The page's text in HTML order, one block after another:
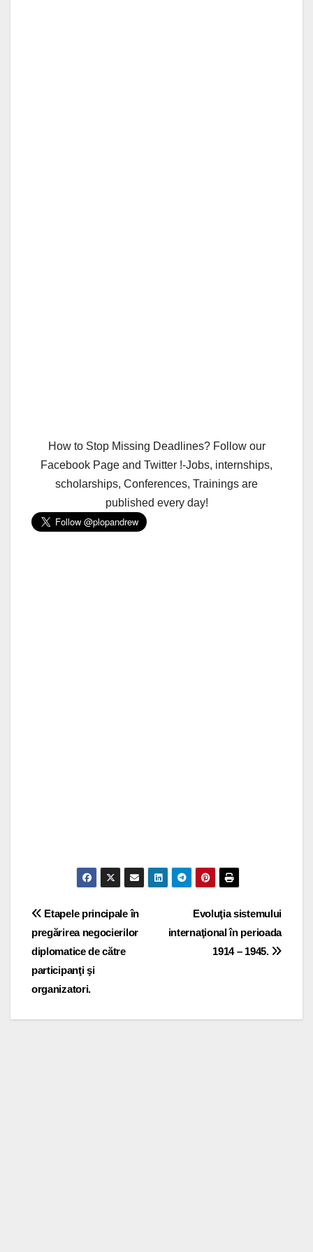
How to Stop Missing Deadlines? Follow our
Facebook Page and Twitter !-Jobs, internships,
scholarships, Conferences, Trainings are
published every day!
Post
navigation
Evoluţia sistemului
internaţional în perioada
1914 – 1945.
Etapele principale în
pregărirea negocierilor
diplomatice de către
participanţi şi
organizatori.